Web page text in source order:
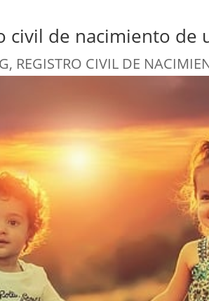
civil de nacimiento de
, REGISTRO CIVIL DE